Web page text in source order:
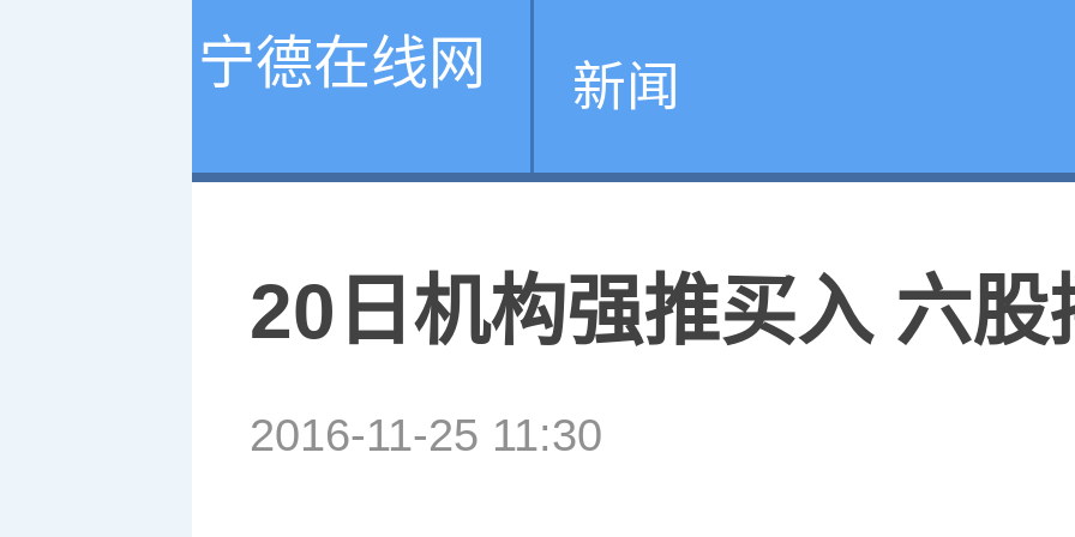
宁德在线网 新闻
20日机构强推买入 六股
2016-11-25 11:30